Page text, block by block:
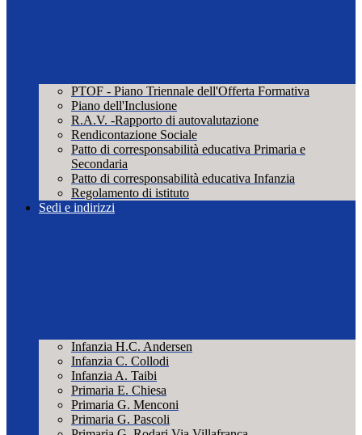
PTOF - Piano Triennale dell'Offerta Formativa
Piano dell'Inclusione
R.A.V. -Rapporto di autovalutazione
Rendicontazione Sociale
Patto di corresponsabilità educativa Primaria e
Secondaria
Patto di corresponsabilità educativa Infanzia
Regolamento di istituto
Sedi e indirizzi
Infanzia H.C. Andersen
Infanzia C. Collodi
Infanzia A. Taibi
Primaria E. Chiesa
Primaria G. Menconi
Primaria G. Pascoli